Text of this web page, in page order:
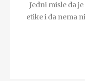
Jedni misle da
etike i da nema